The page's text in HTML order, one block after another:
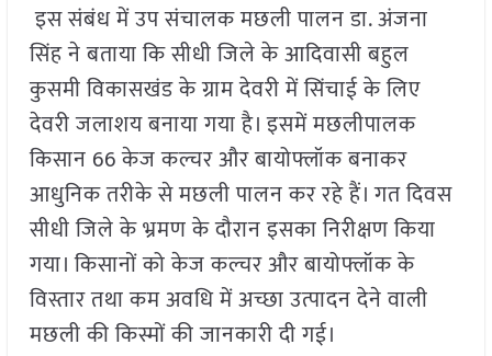
इस संबंध में उप संचालक मछली पालन डा. अंजना
सिंह ने बताया कि सीधी जिले के आदिवासी बहुल
कुसमी विकासखंड के ग्राम देवरी में सिंचाई के लिए
देवरी जलाशय बनाया गया है। इसमें मछलीपालक
किसान 66 केज कल्चर और बायोफ्लॉक बनाकर
आधुनिक तरीके से मछली पालन कर रहे हैं। गत दिवस
सीधी जिले के भ्रमण के दौरान इसका निरीक्षण किया
गया। किसानों को केज कल्चर और बायोफ्लॉक के
विस्तार तथा कम अवधि में अच्छा उत्पादन देने वाली
मछली की किस्मों की जानकारी दी गई।